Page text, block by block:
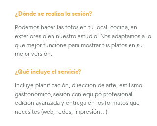
¿Dónde se realiza la sesión?
Podemos hacer las fotos en tu local, cocina, en
exteriores o en nuestro estudio. Nos adaptamos a lo
que mejor funcione para mostrar tus platos en su
mejor versión.
¿Qué incluye el servicio?
Incluye planificación, dirección de arte, estilismo
gastronómico, sesión con equipo profesional,
edición avanzada y entrega en los formatos que
necesites (web, redes, impresión…).